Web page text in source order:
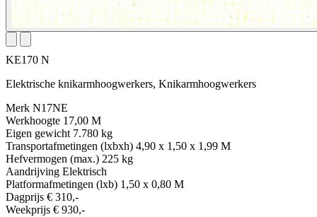
KE170 N
Elektrische knikarmhoogwerkers, Knikarmhoogwerkers
Merk N17NE
Werkhoogte 17,00 M
Eigen gewicht 7.780 kg
Transportafmetingen (lxbxh) 4,90 x 1,50 x 1,99 M
Hefvermogen (max.) 225 kg
Aandrijving Elektrisch
Platformafmetingen (lxb) 1,50 x 0,80 M
Dagprijs € 310,-
Weekprijs € 930,-